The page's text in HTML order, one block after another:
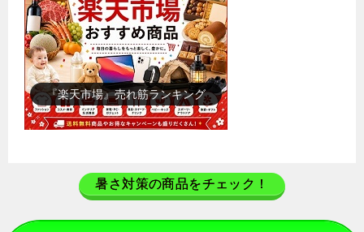
『楽天市場』売れ筋ランキング
暑さ対策の商品をチェック！